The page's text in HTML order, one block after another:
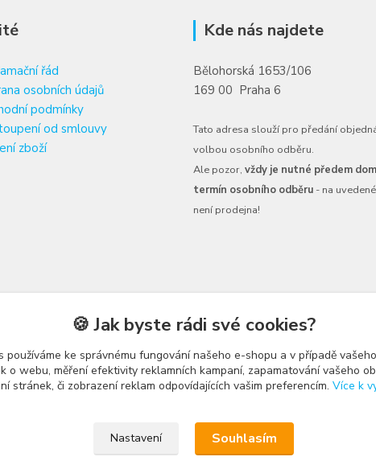
řád
osobních údajů
podmínky
od smlouvy
zboží
Kde nás najdete
Bělohorská 1653/106
169 00 Praha 6
Tato adresa slouží pro předání
volbou osobního odběru.
Ale pozor, vždy je nutné předem
termín osobního odběru - na
není prodejna!
Upravit sběr cookies.
🍪 Jak byste rádi své cookies?
používáme ke správnému fungování našeho e-shopu a v případě
o webu, měření efektivity reklamních kampaní, zapamatování vašeho
stránek, či zobrazení reklam odpovídajících vašim preferencím. Více k
Nastavení Souhlasím